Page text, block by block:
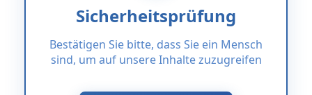
Sicherheitsprüfung
Bestätigen Sie bitte, dass Sie ein Mensch
sind, um auf unsere Inhalte zuzugreifen